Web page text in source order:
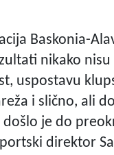
Baskonia-
nikako
uspostavu
i slično, ali
je do
direktor